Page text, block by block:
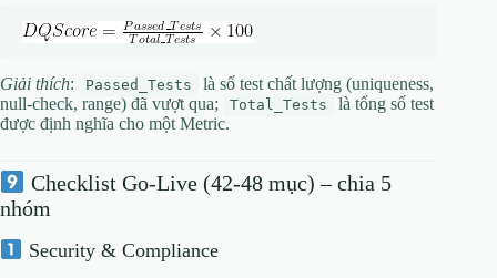
Giải thích: Passed_Tests
là số test chất lượng (uniqueness,
null‑check, range) đã vượt qua;
Total_Tests
là tổng số test
được định nghĩa cho một Metric.
Checklist Go‑Live (42‑48 mục) – chia 5
nhóm
Security & Compliance